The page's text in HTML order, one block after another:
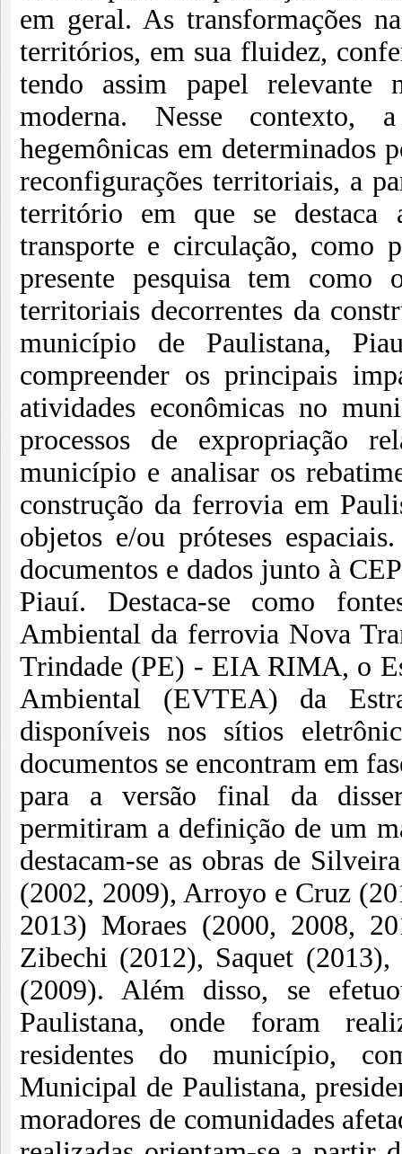
em geral. As transformações
territórios, em sua fluidez,
tendo assim papel relevante
moderna. Nesse contexto,
hegemônicas em determinados
reconfigurações territoriais, a
território em que se destaca
transporte e circulação, como
presente pesquisa tem como
territoriais decorrentes da
município de Paulistana,
compreender os principais
atividades econômicas no
processos de expropriação
município e analisar os
construção da ferrovia em
objetos e/ou próteses
documentos e dados junto à
Piauí. Destaca-se como
Ambiental da ferrovia Nova
Trindade (PE) - EIA RIMA, o
Ambiental (EVTEA) da
disponíveis nos sítios
documentos se encontram em
para a versão final da
permitiram a definição de um
destacam-se as obras de
(2002, 2009), Arroyo e Cruz
2013) Moraes (2000, 2008,
Zibechi (2012), Saquet
(2009). Além disso, se
Paulistana, onde foram
residentes do município,
Municipal de Paulistana,
moradores de comunidades